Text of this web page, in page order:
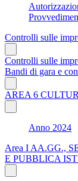
Controlli sulle
Controlli sulle
Bandi di gara e
AREA 6
Anno 2024
Area I AA.GG.,
E PUBBLICA